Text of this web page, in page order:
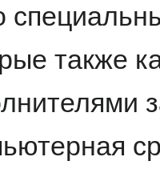
также